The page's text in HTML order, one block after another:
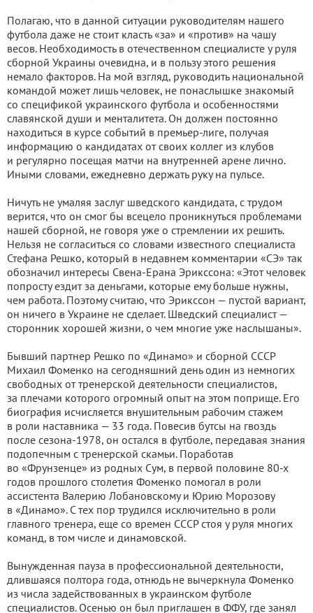
Полагаю, что в данной ситуации руководителям нашего
футбола даже не стоит класть «за» и «против» на чашу
весов. Необходимость в отечественном специалисте у руля
сборной Украины очевидна, и в пользу этого решения
немало факторов. На мой взгляд, руководить национальной
командой может лишь человек, не понаслышке знакомый
со спецификой украинского футбола и особенностями
славянской души и менталитета. Он должен постоянно
находиться в курсе событий в премьер-лиге, получая
информацию о кандидатах от своих коллег из клубов
и регулярно посещая матчи на внутренней арене лично.
Иными словами, ежедневно держать руку на пульсе.
Ничуть не умаляя заслуг шведского кандидата, с трудом
верится, что он смог бы всецело проникнуться проблемами
нашей сборной, не говоря уже о стремлении их решить.
Нельзя не согласиться со словами известного специалиста
Стефана Решко, который в недавнем комментарии «СЭ» так
обозначил интересы Свена-Ерана Эрикссона: «Этот человек
попросту ездит за деньгами, которые ему больше нужны,
чем работа. Поэтому считаю, что Эрикссон — пустой вариант,
он ничего в Украине не сделает. Шведский специалист —
сторонник хорошей жизни, о чем многие уже наслышаны».
Бывший партнер Решко по «Динамо» и сборной СССР
Михаил Фоменко на сегодняшний день один из немногих
свободных от тренерской деятельности специалистов,
за плечами которого огромный опыт на этом поприще. Его
биография исчисляется внушительным рабочим стажем
в роли наставника — 33 года. Повесив бутсы на гвоздь
после сезона-1978, он остался в футболе, передавая знания
подопечным с тренерской скамьи. Поработав
во «Фрунзенце» из родных Сум, в первой половине 80-х
годов прошлого столетия Фоменко помогал в роли
ассистента Валерию Лобановскому и Юрию Морозову
в «Динамо». С тех пор трудился исключительно в роли
главного тренера, еще со времен СССР стоя у руля многих
команд, в том числе и динамовской.
Вынужденная пауза в профессиональной деятельности,
длившаяся полтора года, отнюдь не вычеркнула Фоменко
из числа задействованных в украинском футболе
специалистов. Осенью он был приглашен в ФФУ, где занял